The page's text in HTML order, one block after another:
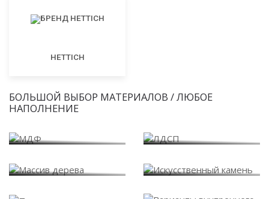
HETTICH
БОЛЬШОЙ ВЫБОР МАТЕРИАЛОВ / ЛЮБОЕ
НАПОЛНЕНИЕ